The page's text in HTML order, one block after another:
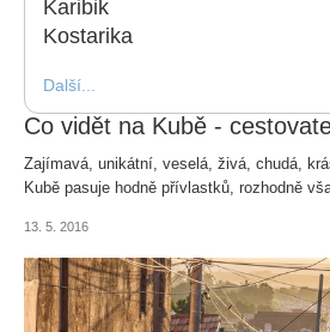
Karibik
Kostarika
Další...
Co vidět na Kubě -
Zajímavá, unikátní, veselá, živá, chudá,
Kubě pasuje hodně přívlastků, rozhodně
13. 5. 2016